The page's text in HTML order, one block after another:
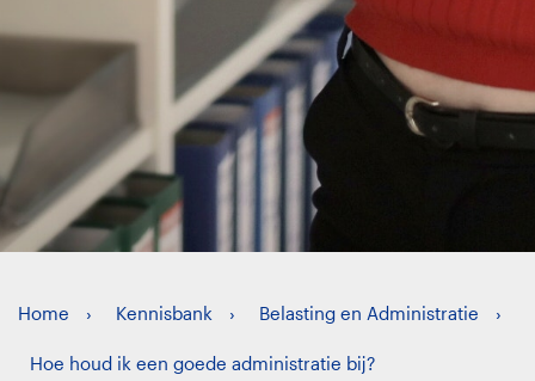
Home Kennisbank Belasting en Administratie
Hoe houd ik een goede administratie bij?